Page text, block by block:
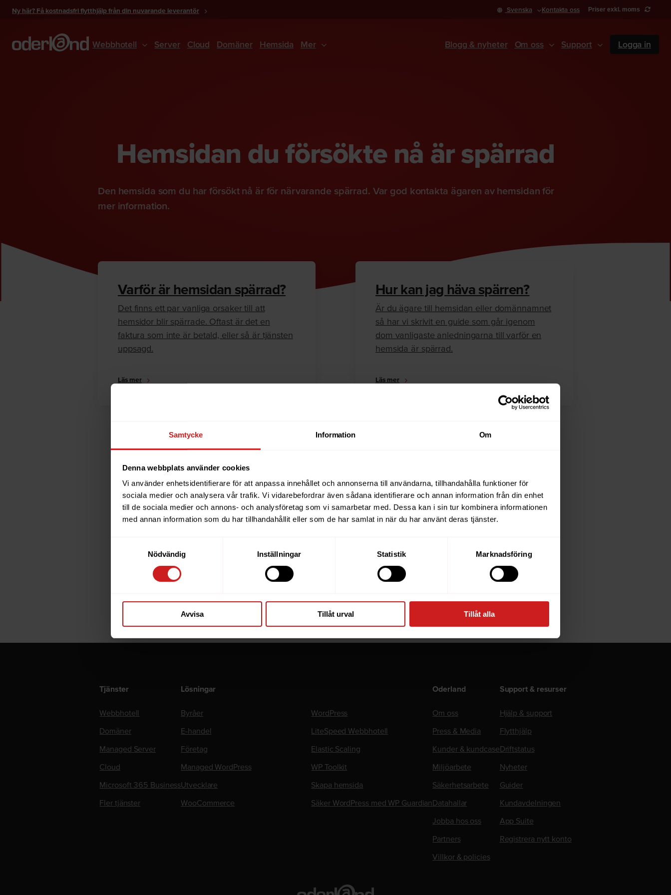
Samtycke Information Om
Denna webbplats använder cookies
Vi använder enhetsidentifierare för att anpassa innehållet och annonserna till användarna, tillhandahålla funktioner för
sociala medier och analysera vår trafik. Vi vidarebefordrar även sådana identifierare och annan information från din enhet
till de sociala medier och annons- och analysföretag som vi samarbetar med. Dessa kan i sin tur kombinera informationen
med annan information som du har tillhandahållit eller som de har samlat in när du har använt deras tjänster.
Nödvändig
Inställningar Statistik Marknadsföring
Avvisa Tillåt urval Tillåt alla
Ny här? Få kostnadsfri flytthjälp från din nuvarande leverantör Svenska Kontakta oss Priser exkl. moms
Webbhotell Server Cloud Domäner Hemsida Mer Blogg & nyheter Om oss Support Logga in
Hemsidan du försökte nå är spärrad
Den hemsida som du har försökt nå är för närvarande spärrad. Var god kontakta ägaren av hemsidan för
mer information.
Varför är hemsidan spärrad?
Det finns ett par vanliga orsaker till att
hemsidor blir spärrade. Oftast är det en
faktura som inte är betald, eller så är tjänsten
uppsagd.
Läs mer
Hur kan jag häva spärren?
Är du ägare till hemsidan eller domännamnet
så har vi skrivit en guide som går igenom
dom vanligaste anledningarna till varför en
hemsida är spärrad.
Läs mer
The website you were trying to reach
has been suspended
the website for further information.
If you are the owner of this website or domain pleaseread this FAQ
Tjänster
Webbhotell
Domäner
Managed Server
Cloud
Microsoft 365 Business
Fler tjänster
Lösningar
Byråer
E-handel
Företag
Managed WordPress
Utvecklare
WooCommerce
WordPress
LiteSpeed Webbhotell
Elastic Scaling
WP Toolkit
Skapa hemsida
Säker WordPress med WP Guardian
Oderland
Om oss
Press & Media
Kunder & kundcase
Miljöarbete
Säkerhetsarbete
Datahallar
Jobba hos oss
Partners
Villkor & policies
Support & resurser
Hjälp & support
Flytthjälp
Driftstatus
Nyheter
Guider
Kundavdelningen
App Suite
Registrera nytt konto